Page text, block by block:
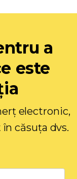
a
este
electronic,
căsuța dvs.